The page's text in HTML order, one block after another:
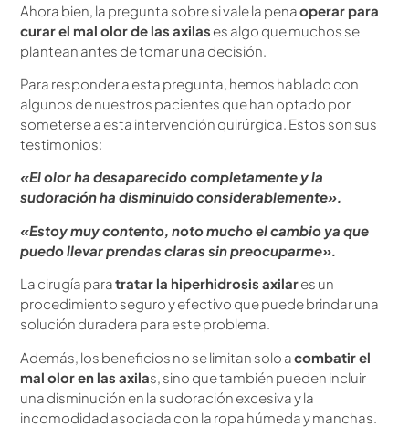
Ahora bien, la pregunta sobre si vale la penaoperar para
curar el mal olor de las axilas es algo que muchos se
plantean antes de tomar una decisión.
Para responder a esta pregunta, hemos hablado con
algunos de nuestros pacientes que han optado por
someterse a esta intervención quirúrgica. Estos son sus
testimonios:
«El olor ha desaparecido completamente y la
sudoración ha disminuido considerablemente».
«Estoy muy contento, noto mucho el cambio ya que
puedo llevar prendas claras sin preocuparme».
La cirugía paratratar la hiperhidrosis axilares un
procedimiento seguro y efectivo que puede brindar una
solución duradera para este problema.
Además, los beneficios no se limitan solo acombatir el
mal olor en las axilas, sino que también pueden incluir
una disminución en la sudoración excesiva y la
incomodidad asociada con la ropa húmeda y manchas.